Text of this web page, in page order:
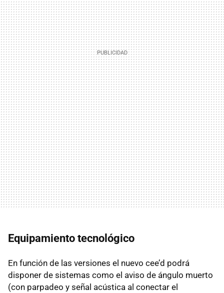
Equipamiento tecnológico
En función de las versiones el nuevo cee’d podrá
disponer de sistemas como el aviso de ángulo muerto
(con parpadeo y señal acústica al conectar el